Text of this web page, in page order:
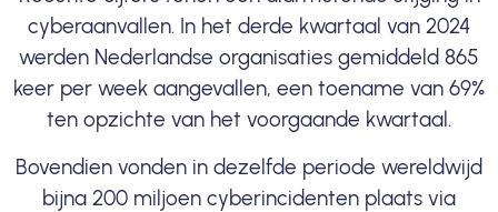
cyberaanvallen. In het derde kwartaal van 2024
werden Nederlandse organisaties gemiddeld 865
keer per week aangevallen, een toename van 69%
ten opzichte van het voorgaande kwartaal.
Bovendien vonden in dezelfde periode wereldwijd
bijna 200 miljoen cyberincidenten plaats via